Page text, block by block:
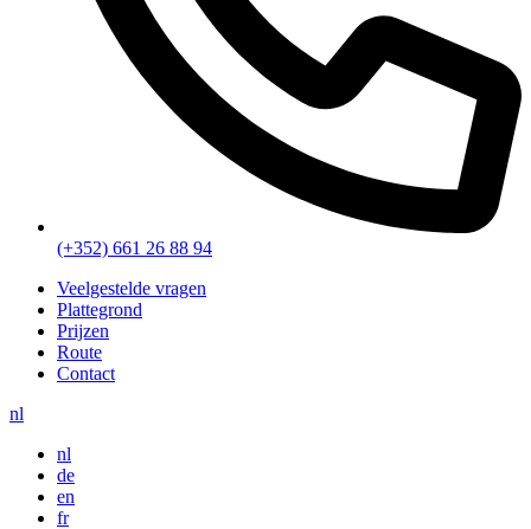
(+352) 661 26 88 94
Veelgestelde vragen
Plattegrond
Prijzen
Route
Contact
nl
nl
de
en
fr